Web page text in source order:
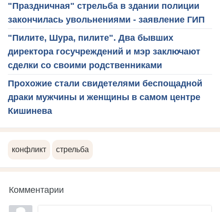
"Праздничная" стрельба в здании полиции
закончилась увольнениями - заявление ГИП
"Пилите, Шура, пилите". Два бывших
директора госучреждений и мэр заключают
сделки со своими родственниками
Прохожие стали свидетелями беспощадной
драки мужчины и женщины в самом центре
Кишинева
конфликт стрельба
Комментарии